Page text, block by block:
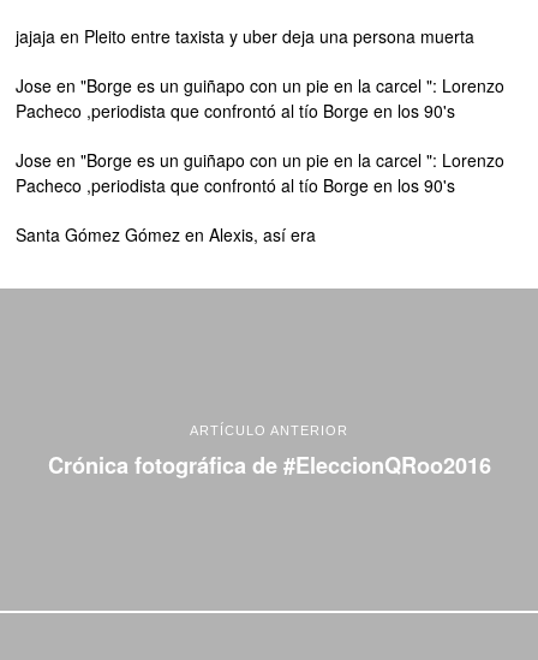
jajaja en Pleito entre taxista y uber deja una persona muerta
Jose en"Borge es un guiñapo con un pie en la carcel ": Lorenzo
Pacheco ,periodista que confrontó al tío Borge en los 90's
Jose en"Borge es un guiñapo con un pie en la carcel ": Lorenzo
Pacheco ,periodista que confrontó al tío Borge en los 90's
Santa Gómez Gómez enAlexis, así era
ARTÍCULO ANTERIOR
Crónica fotográfica de #EleccionQRoo2016